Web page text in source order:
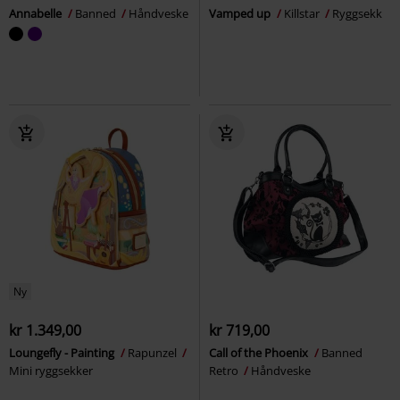
Annabelle Banned Håndveske Vamped up Killstar Ryggsekk
Ny
kr 1.349,00
Loungefly - Painting
Rapunzel
Mini ryggsekker
kr 719,00
Call of the Phoenix
Banned
Retro
Håndveske